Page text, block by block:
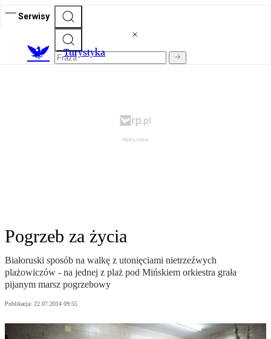
Serwisy
Turystyka
Pogrzeb za życia
Białoruski sposób na walkę z utonięciami nietrzeźwych
plażowiczów - na jednej z plaż pod Mińskiem orkiestra grała
pijanym marsz pogrzebowy
Publikacja: 22.07.2014 09:55